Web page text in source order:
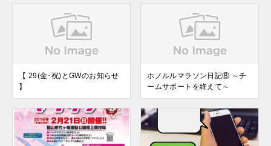
【 29(金･祝)とGWのお知らせ
】
ホノルルマラソン日記⑧ ～チ
ームサポートを終えて～